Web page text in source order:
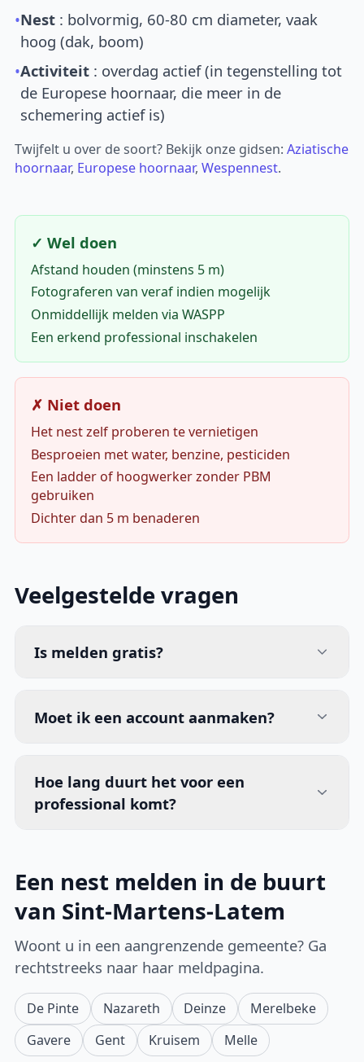
•Nest : bolvormig, 60-80 cm diameter, vaak
hoog (dak, boom)
•Activiteit : overdag actief (in tegenstelling tot
de Europese hoornaar, die meer in de
schemering actief is)
Twijfelt u over de soort? Bekijk onze gidsen:Aziatische
hoornaar, Europese hoornaar,Wespennest.
✓ Wel doen
Afstand houden (minstens 5 m)
Fotograferen van veraf indien mogelijk
Onmiddellijk melden via WASPP
Een erkend professional inschakelen
✗ Niet doen
Het nest zelf proberen te vernietigen
Besproeien met water, benzine, pesticiden
Een ladder of hoogwerker zonder PBM
gebruiken
Dichter dan 5 m benaderen
Veelgestelde vragen
Is melden gratis?
Moet ik een account aanmaken?
Hoe lang duurt het voor een
professional komt?
Een nest melden in de buurt
van Sint-Martens-Latem
Woont u in een aangrenzende gemeente? Ga
rechtstreeks naar haar meldpagina.
De Pinte Nazareth Deinze
Merelbeke
Gavere
Gent Kruisem Melle